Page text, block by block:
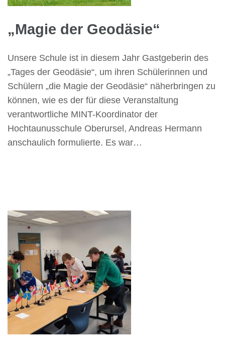
„Magie der Geodäsie“
Unsere Schule ist in diesem Jahr Gastgeberin des
„Tages der Geodäsie“, um ihren Schülerinnen und
Schülern „die Magie der Geodäsie“ näherbringen zu
können, wie es der für diese Veranstaltung
verantwortliche MINT-Koordinator der
Hochtaunusschule Oberursel, Andreas Hermann
anschaulich formulierte. Es war…